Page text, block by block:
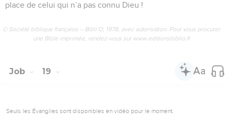
place de celui qui n’a pas connu Dieu !
© Société biblique française – Bibli’O, 1978, avec autorisation. Pour vous procurer
une Bible imprimée, rendez-vous sur www.editionsbiblio.fr
Job 19
Seuls les Évangiles sont disponibles en vidéo pour le moment.